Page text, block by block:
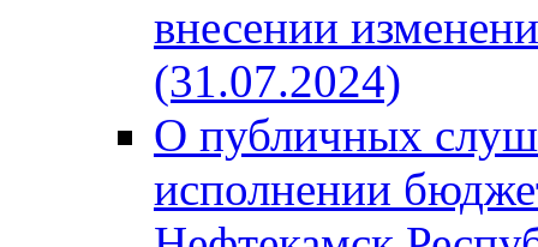
внесении
(31.07.2024)
О публичных
исполнении